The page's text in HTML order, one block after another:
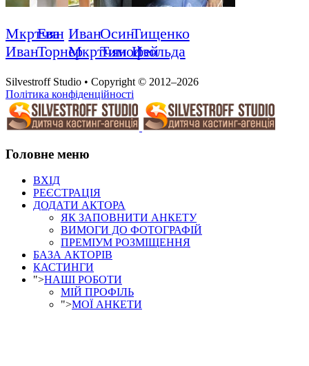
Мкртчян
Иван
Ева
Торнер
Иван
Мкртчян
Осин
Тимофей
Тищенко
Изольда
Silvestroff Studio • Copyright © 2012–2026
Політика конфіденційності
Головне меню
ВХІД
РЕЄСТРАЦІЯ
ДОДАТИ АКТОРА
ЯК ЗАПОВНИТИ АНКЕТУ
ВИМОГИ ДО ФОТОГРАФІЙ
ПРЕМІУМ РОЗМІЩЕННЯ
БАЗА АКТОРІВ
КАСТИНГИ
">НАШІ РОБОТИ
МІЙ ПРОФІЛЬ
">МОЇ АНКЕТИ